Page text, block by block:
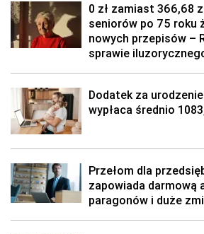
0 zł zamiast 366,68
seniorów po 75 roku
nowych przepisów –
sprawie
Dodatek za
wypłaca średnio
Przełom dla
zapowiada darmową
paragonów i duże